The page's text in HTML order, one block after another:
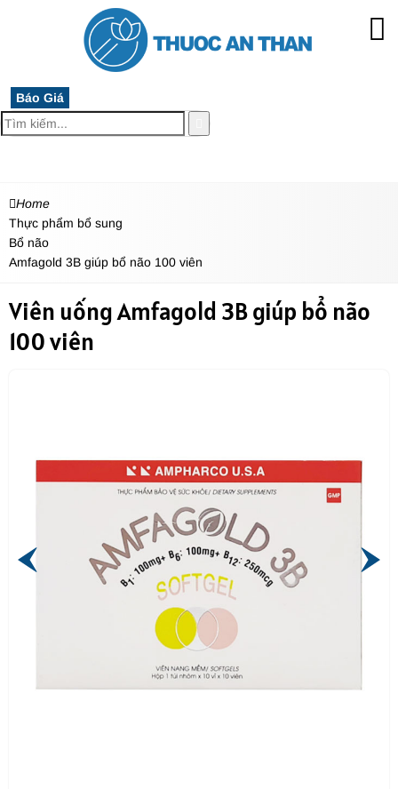
Báo Giá
Home
Thực phẩm bổ sung
Bổ não
Amfagold 3B giúp bổ não 100 viên
Viên uống Amfagold 3B giúp bổ não
100 viên